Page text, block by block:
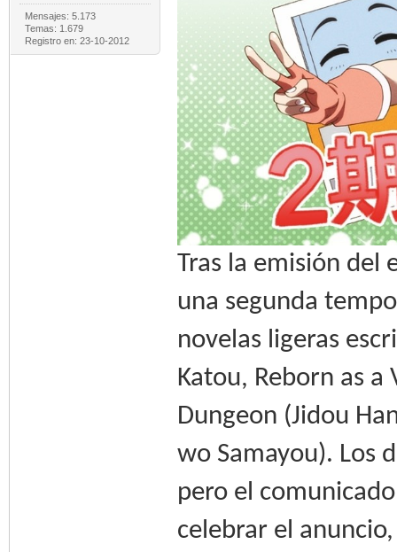
Mensajes: 5.173
Temas: 1.679
Registro en: 23-10-2012
Tras la emisión del
una segunda
novelas ligeras
Katou, Reborn as
Dungeon (Jidou
wo Samayou). Los
pero el
celebrar el